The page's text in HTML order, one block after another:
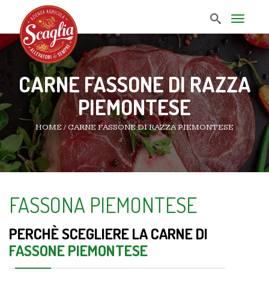
T
l
e
n
a
v
i
g
a
t
i
o
CARNE FASSONE DI RAZZA
PIEMONTESE
HOME /CARNE FASSONE DI RAZZA PIEMONTESE
FASSONA PIEMONTESE
PERCHÈ SCEGLIERE LA CARNE DI
FASSONE PIEMONTESE